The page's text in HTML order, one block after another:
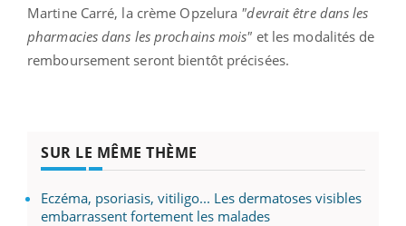
Martine Carré, la crème Opzelura "devrait être dans les
pharmacies dans les prochains mois" et les modalités de
remboursement seront bientôt précisées.
SUR LE MÊME THÈME
Eczéma, psoriasis, vitiligo... Les dermatoses visibles
embarrassent fortement les malades